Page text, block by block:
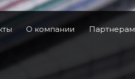
О компании Партнерам